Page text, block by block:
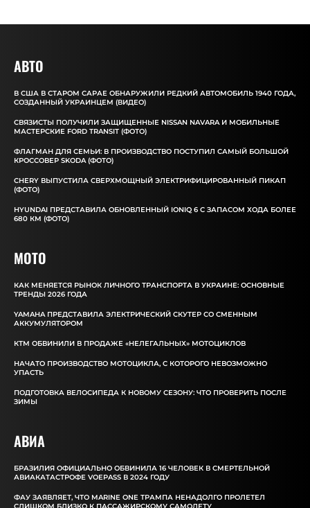
АВТО
В США В СТАРОМ САРАЕ ОБНАРУЖИЛИ РЕДКИЙ АВТОМОБИЛЬ 1940 ГОДА,
СОЗДАННЫЙ УКРАИНЦЕМ (ВИДЕО)
СВЯЗИСТЫ ПОЛУЧИЛИ ЗАЩИЩЕННЫЕ NISSAN NAVARA И МОБИЛЬНЫЕ
МАСТЕРСКИЕ FORD TRANSIT (ФОТО)
ФЛАГМАН ДЛЯ СЕМЬИ: В ПРОИЗВОДСТВО ПОСТУПИЛ САМЫЙ БОЛЬШОЙ
КРОССОВЕР SKODA (ФОТО)
CHERY ВЫПУСТИЛА СВЕРХМОЩНЫЙ ЭЛЕКТРИФИЦИРОВАННЫЙ ПИКАП
(ФОТО)
HYUNDAI ПРЕДСТАВИЛА ОБНОВЛЕННЫЙ IONIQ 6 С ЗАПАСОМ ХОДА БОЛЕЕ
680 КМ (ФОТО)
MOTO
КАК МЕНЯЕТСЯ РЫНОК ЛИЧНОГО ТРАНСПОРТА В УКРАИНЕ: ОСНОВНЫЕ
ТРЕНДЫ 2026 ГОДА
YAMAHA ПРЕДСТАВИЛА ЭЛЕКТРИЧЕСКИЙ СКУТЕР СО СМЕННЫМ
АККУМУЛЯТОРОМ
КТМ ОБВИНИЛИ В ПРОДАЖЕ «НЕЛЕГАЛЬНЫХ» МОТОЦИКЛОВ
НАЧАТО ПРОИЗВОДСТВО МОТОЦИКЛА, С КОТОРОГО НЕВОЗМОЖНО
УПАСТЬ
ПОДГОТОВКА ВЕЛОСИПЕДА К НОВОМУ СЕЗОНУ: ЧТО ПРОВЕРИТЬ ПОСЛЕ
ЗИМЫ
АВИА
БРАЗИЛИЯ ОФИЦИАЛЬНО ОБВИНИЛА 16 ЧЕЛОВЕК В СМЕРТЕЛЬНОЙ
АВИАКАТАСТРОФЕ VOEPASS В 2024 ГОДУ
ФАУ ЗАЯВЛЯЕТ, ЧТО MARINE ONE ТРАМПА НЕНАДОЛГО ПРОЛЕТЕЛ